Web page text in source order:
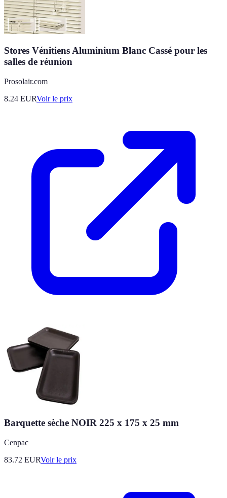
Stores Vénitiens Aluminium Blanc Cassé pour les
salles de réunion
Prosolair.com
8.24 EURVoir le prix
Barquette sèche NOIR 225 x 175 x 25 mm
Cenpac
83.72 EURVoir le prix